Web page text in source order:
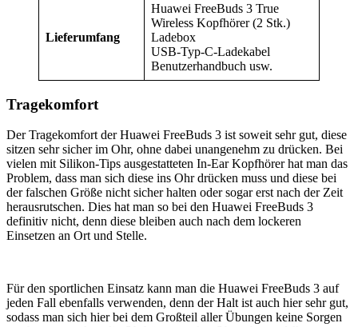
Lieferumfang
Huawei FreeBuds 3 True
Wireless Kopfhörer (2 Stk.)
Ladebox
USB-Typ-C-Ladekabel
Benutzerhandbuch usw.
Tragekomfort
Der Tragekomfort der Huawei FreeBuds 3 ist soweit sehr gut, diese
sitzen sehr sicher im Ohr, ohne dabei unangenehm zu drücken. Bei
vielen mit Silikon-Tips ausgestatteten In-Ear Kopfhörer hat man das
Problem, dass man sich diese ins Ohr drücken muss und diese bei
der falschen Größe nicht sicher halten oder sogar erst nach der Zeit
herausrutschen. Dies hat man so bei den Huawei FreeBuds 3
definitiv nicht, denn diese bleiben auch nach dem lockeren
Einsetzen an Ort und Stelle.
Für den sportlichen Einsatz kann man die Huawei FreeBuds 3 auf
jeden Fall ebenfalls verwenden, denn der Halt ist auch hier sehr gut,
sodass man sich hier bei dem Großteil aller Übungen keine Sorgen